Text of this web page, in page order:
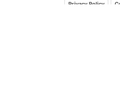
Privacy Policy